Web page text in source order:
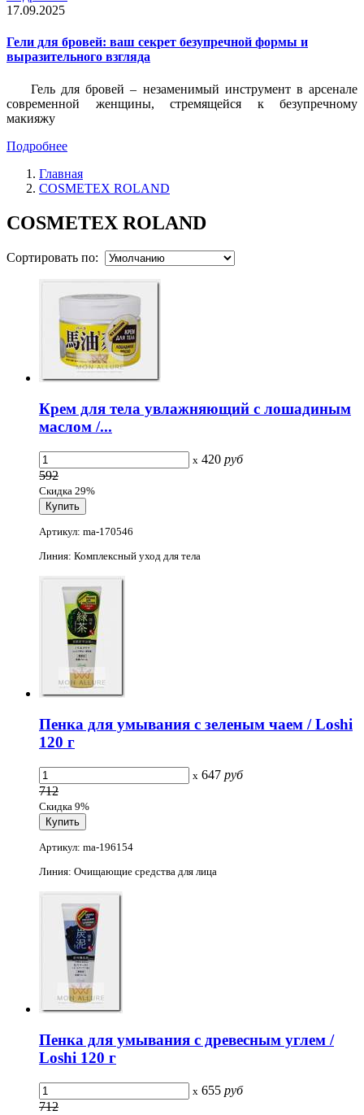
17.09.2025
Гели для бровей: ваш секрет безупречной формы и
выразительного взгляда
Гель для бровей – незаменимый инструмент в арсенале
современной женщины, стремящейся к безупречному
макияжу
Подробнее
Главная
COSMETEX ROLAND
COSMETEX ROLAND
Сортировать по:
Крем для тела увлажняющий с лошадиным
маслом /...
x 420 руб
592
Скидка 29%
Артикул: ma-170546
Линия: Комплексный уход для тела
Пенка для умывания с зеленым чаем / Loshi
120 г
x 647 руб
712
Скидка 9%
Артикул: ma-196154
Линия: Очищающие средства для лица
Пенка для умывания с древесным углем /
Loshi 120 г
x 655 руб
712